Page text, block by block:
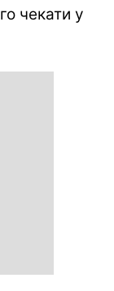
чекати у